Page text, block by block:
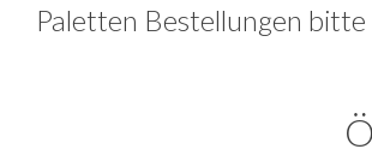
Paletten Bestellungen